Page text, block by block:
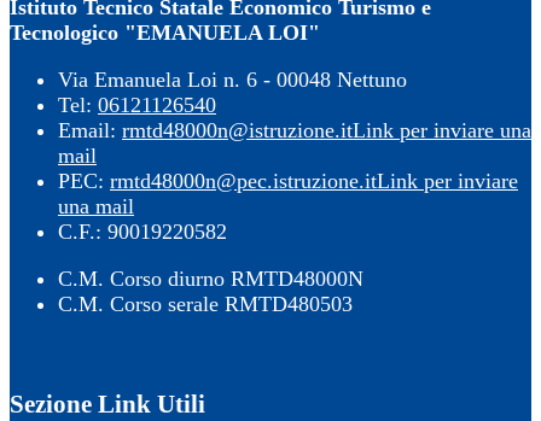
Istituto Tecnico Statale Economico Turismo e
Tecnologico "EMANUELA LOI"
Via Emanuela Loi n. 6 - 00048 Nettuno
Tel: 06121126540
Email: rmtd48000n@istruzione.itLink per inviare una
mail
PEC: rmtd48000n@pec.istruzione.itLink per inviare
una mail
C.F.: 90019220582
C.M. Corso diurno RMTD48000N
C.M. Corso serale RMTD480503
Sezione Link Utili